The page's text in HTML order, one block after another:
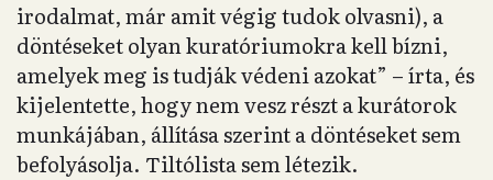
irodalmat, már amit végig tudok olvasni), a
döntéseket olyan kuratóriumokra kell bízni,
amelyek meg is tudják védeni azokat” – írta, és
kijelentette, hogy nem vesz részt a kurátorok
munkájában, állítása szerint a döntéseket sem
befolyásolja. Tiltólista sem létezik.